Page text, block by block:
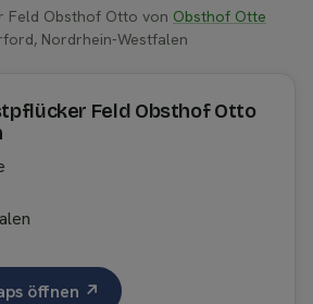
Feld Obsthof Otto von Obsthof Otte
Nordrhein-Westfalen
Feld Obsthof Otto
öffnen ↗